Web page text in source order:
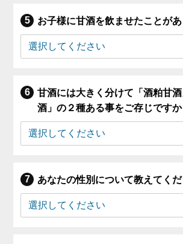
お子様に甘酒を飲ませたことが
甘酒には大きく分けて「酒粕甘
酒」の２種ある事をご存じですか
あなたの性別について教えてく